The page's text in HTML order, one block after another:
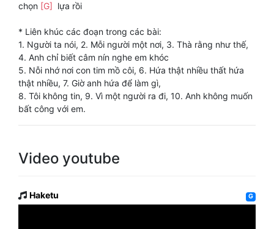
chọn [G] lựa rồi
* Liên khúc các đoạn trong các bài:
1. Người ta nói, 2. Mỗi người một nơi, 3. Thà rằng như thế,
4. Anh chỉ biết câm nín nghe em khóc
5. Nỗi nhớ nơi con tim mồ côi, 6. Hứa thật nhiều thất hứa
thật nhiều, 7. Giờ anh hứa để làm gì,
8. Tôi không tin, 9. Vì một người ra đi, 10. Anh không muốn
bất công với em.
Video youtube
Haketu G